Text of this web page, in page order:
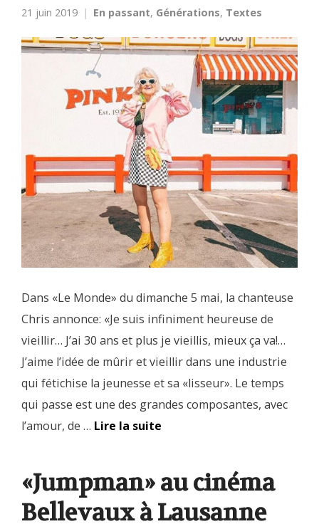
21 juin 2019 En passant, Générations, Textes
Dans «Le Monde» du dimanche 5 mai, la chanteuse
Chris annonce: «Je suis infiniment heureuse de
vieillir… J’ai 30 ans et plus je vieillis, mieux ça va!…
J’aime l’idée de mûrir et vieillir dans une industrie
qui fétichise la jeunesse et sa «lisseur». Le temps
qui passe est une des grandes composantes, avec
l’amour, de … Lire la suite
«Jumpman» au cinéma
Bellevaux à Lausanne